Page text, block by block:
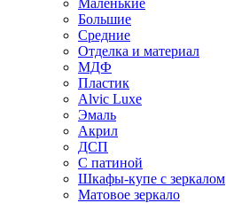
Маленькие
Большие
Средние
Отделка и материал
МДФ
Пластик
Alvic Luxe
Эмаль
Акрил
ДСП
С патиной
Шкафы-купе с зеркалом
Матовое зеркало